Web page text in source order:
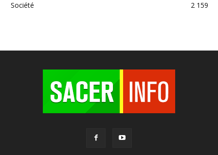
Société
2 159